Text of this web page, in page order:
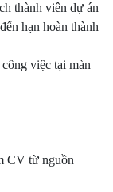
thành viên dự án
hạn hoàn thành
việc tại màn
CV từ nguồn